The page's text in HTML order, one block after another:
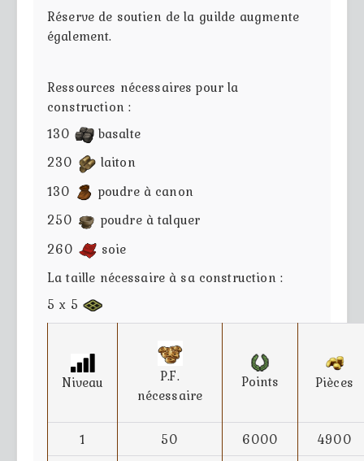
Réserve de soutien de la guilde augmente
également.
Ressources nécessaires pour la
construction :
130
basalte
230
laiton
130
poudre à canon
250
poudre à talquer
260
soie
La taille nécessaire à sa construction :
5 x 5
Niveau
P.F.
nécessaire
Points Pièces
1 50 6000
4900